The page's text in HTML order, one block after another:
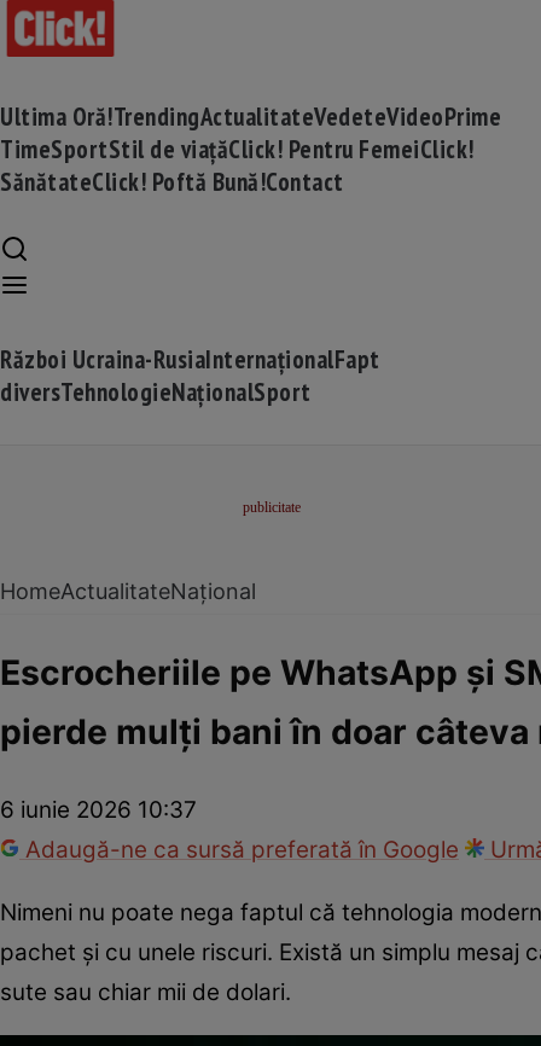
Ultima Oră!TrendingActualitateVedeteVideoPrime
TimeSportStil de viațăClick! Pentru FemeiClick!
SănătateClick! Poftă Bună!Contact
Război Ucraina-RusiaInternaționalFapt
diversTehnologieNaționalSport
HomeActualitateNațional
Escrocheriile pe WhatsApp și
pierde mulți bani în doar câteva
6 iunie 2026 10:37
Adaugă-ne ca sursă preferată în Google
Nimeni nu poate nega faptul că tehnologia
pachet și cu unele riscuri. Există un simplu
sute sau chiar mii de dolari.